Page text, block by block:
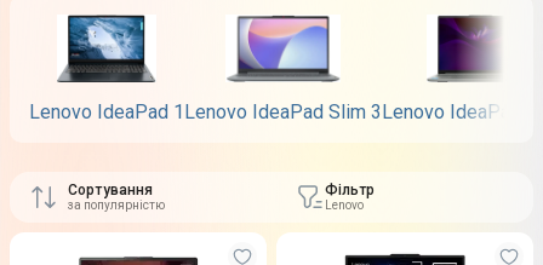
Lenovo IdeaPad 1Lenovo IdeaPad Slim 3Lenovo IdeaPad
Сортування
за популярністю
Фільтр
Lenovo